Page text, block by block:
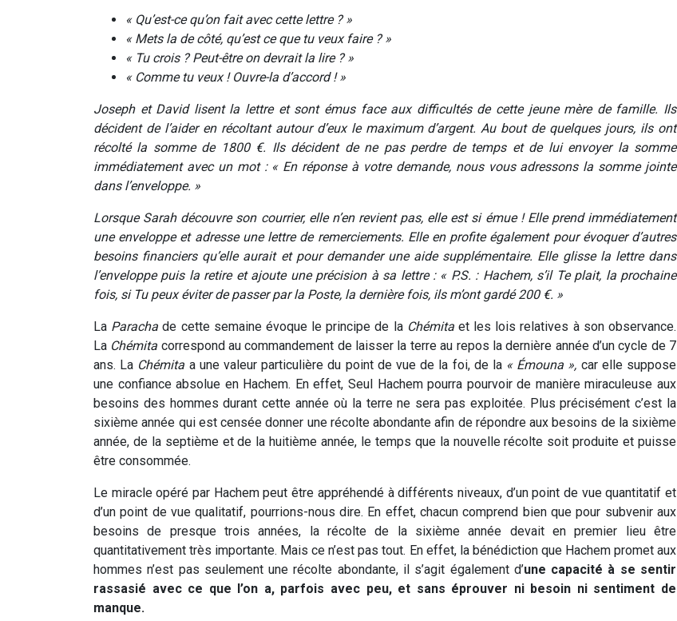
« Qu’est-ce qu’on fait avec cette lettre ? »
« Mets la de côté, qu’est ce que tu veux faire ? »
« Tu crois ? Peut-être on devrait la lire ? »
« Comme tu veux ! Ouvre-la d’accord ! »
Joseph et David lisent la lettre et sont émus face aux difficultés de cette jeune mère de famille. Ils
décident de l’aider en récoltant autour d’eux le maximum d’argent. Au bout de quelques jours, ils ont
récolté la somme de 1800 €. Ils décident de ne pas perdre de temps et de lui envoyer la somme
immédiatement avec un mot : « En réponse à votre demande, nous vous adressons la somme jointe
dans l’enveloppe. »
Lorsque Sarah découvre son courrier, elle n’en revient pas, elle est si émue ! Elle prend immédiatement
une enveloppe et adresse une lettre de remerciements. Elle en profite également pour évoquer d’autres
besoins financiers qu’elle aurait et pour demander une aide supplémentaire. Elle glisse la lettre dans
l’enveloppe puis la retire et ajoute une précision à sa lettre : « P.S. : Hachem, s’il Te plait, la prochaine
fois, si Tu peux éviter de passer par la Poste, la dernière fois, ils m’ont gardé 200 €. »
La Paracha de cette semaine évoque le principe de la Chémitaet les lois relatives à son observance.
La Chémita correspond au commandement de laisser la terre au repos la dernière année d’un cycle de 7
ans. La Chémita a une valeur particulière du point de vue de la foi, de la « Émouna », car elle suppose
une confiance absolue en Hachem. En effet, Seul Hachem pourra pourvoir de manière miraculeuse aux
besoins des hommes durant cette année où la terre ne sera pas exploitée. Plus précisément c’est la
sixième année qui est censée donner une récolte abondante afin de répondre aux besoins de la sixième
année, de la septième et de la huitième année, le temps que la nouvelle récolte soit produite et puisse
être consommée.
Le miracle opéré par Hachem peut être appréhendé à différents niveaux, d’un point de vue quantitatif et
d’un point de vue qualitatif, pourrions-nous dire. En effet, chacun comprend bien que pour subvenir aux
besoins de presque trois années, la récolte de la sixième année devait en premier lieu être
quantitativement très importante. Mais ce n’est pas tout. En effet, la bénédiction que Hachem promet aux
hommes n’est pas seulement une récolte abondante, il s’agit également d’une capacité à se sentir
rassasié avec ce que l’on a, parfois avec peu, et sans éprouver ni besoin ni sentiment de
manque.